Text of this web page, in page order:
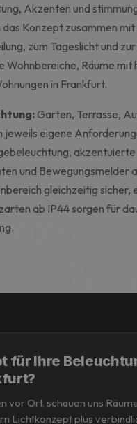
Akzenten und
Konzept zusammen mit
zum Tageslicht und
Wohnbereiche, Räume mit
in Frankfurt.
Garten, Terrasse,
jeweils eigene
akzentuierte
und Bewegungsmelder
gleichzeitig sicher,
ab IP44 sorgen für
für Ihre
vor Ort, schauen uns
Lichtkonzept plus